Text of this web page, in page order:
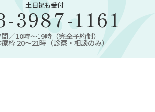
土日祝も受付
3987-1161
／10時～19時（完全予約制）
枠 20～21時（診察・相談のみ）